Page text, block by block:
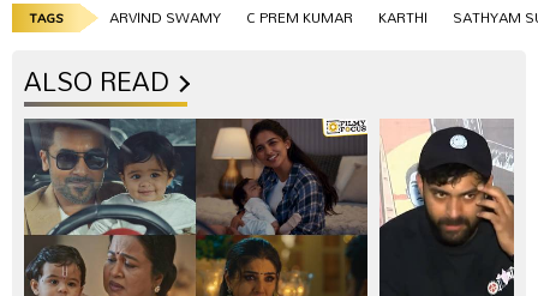
TAGS ARVIND SWAMY C PREM KUMAR KARTHI SATHYAM
ALSO READ